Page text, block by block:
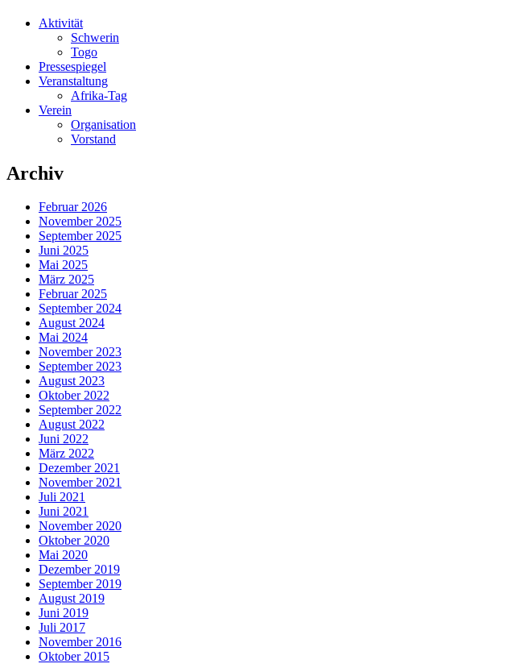
Aktivität
Schwerin
Togo
Pressespiegel
Veranstaltung
Afrika-Tag
Verein
Organisation
Vorstand
Archiv
Februar 2026
November 2025
September 2025
Juni 2025
Mai 2025
März 2025
Februar 2025
September 2024
August 2024
Mai 2024
November 2023
September 2023
August 2023
Oktober 2022
September 2022
August 2022
Juni 2022
März 2022
Dezember 2021
November 2021
Juli 2021
Juni 2021
November 2020
Oktober 2020
Mai 2020
Dezember 2019
September 2019
August 2019
Juni 2019
Juli 2017
November 2016
Oktober 2015